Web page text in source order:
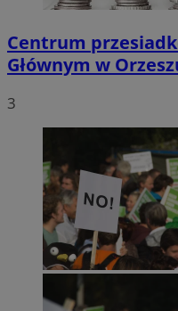
Centrum
Głównym w
3